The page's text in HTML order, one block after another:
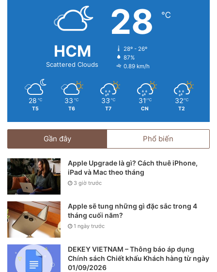
HCM
Scattered Clouds
28 ℃
28º - 26º
87%
0.89 km/h
28 ℃
T5
33 ℃
T6
33 ℃
T7
31 ℃
CN
32 ℃
T2
Gần đây Phổ biến
Apple Upgrade là gì? Cách thuê iPhone,
iPad và Mac theo tháng
3 giờ trước
Apple sẽ tung những gì đặc sắc trong 4
tháng cuối năm?
1 ngày trước
DEKEY VIETNAM – Thông báo áp dụng
Chính sách Chiết khấu Khách hàng từ ngày
01/09/2026